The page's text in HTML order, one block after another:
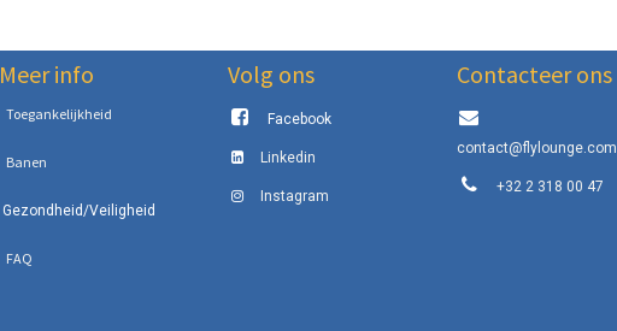
Meer info
Toegankelijkheid
Banen
Gezondheid/Veiligheid
FAQ
Volg ons
Facebook
Linkedin
Instagram
Contacteer ons
contact@flylounge.com
+32 2 318 00 47